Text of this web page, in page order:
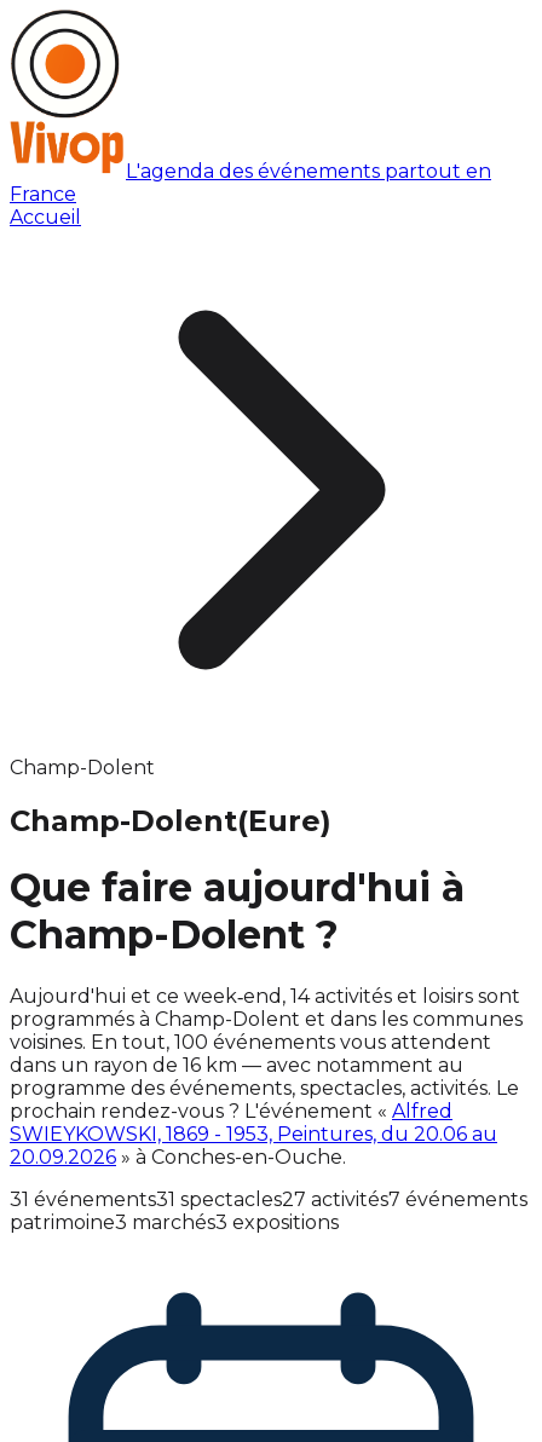
L'agenda des événements partout en
France
Accueil
Champ-Dolent
Champ-Dolent(Eure)
Que faire aujourd'hui à
Champ-Dolent ?
Aujourd'hui et ce week‑end, 14 activités et loisirs sont
programmés à Champ-Dolent et dans les communes
voisines. En tout, 100 événements vous attendent
dans un rayon de 16 km — avec notamment au
programme des événements, spectacles, activités. Le
prochain rendez-vous ? L'événement « Alfred
SWIEYKOWSKI, 1869 - 1953, Peintures, du 20.06 au
20.09.2026 » à Conches-en-Ouche.
31 événements31 spectacles27 activités7 événements
patrimoine3 marchés3 expositions